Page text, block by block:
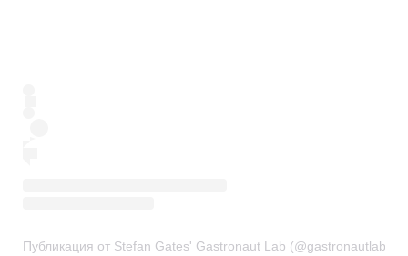
Публикация от Stefan Gates' Gastronaut Lab (@gastronautlab)